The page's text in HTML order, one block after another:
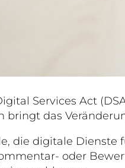
Services Act
bringt das
die digitale Dienste
oder